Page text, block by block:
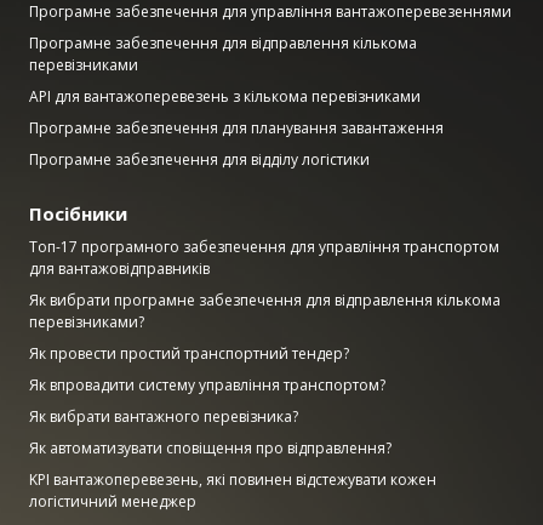
Програмне забезпечення для управління вантажоперевезеннями
Програмне забезпечення для відправлення кількома
перевізниками
API для вантажоперевезень з кількома перевізниками
Програмне забезпечення для планування завантаження
Програмне забезпечення для відділу логістики
Посібники
Топ-17 програмного забезпечення для управління транспортом
для вантажовідправників
Як вибрати програмне забезпечення для відправлення кількома
перевізниками?
Як провести простий транспортний тендер?
Як впровадити систему управління транспортом?
Як вибрати вантажного перевізника?
Як автоматизувати сповіщення про відправлення?
KPI вантажоперевезень, які повинен відстежувати кожен
логістичний менеджер